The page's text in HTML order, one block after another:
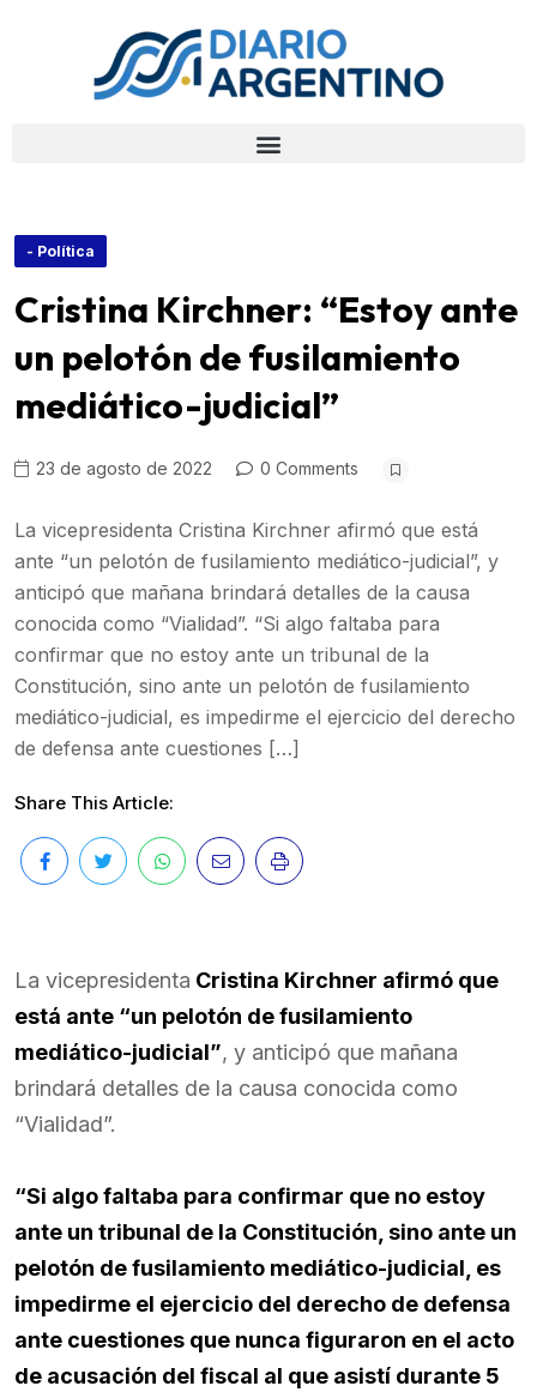
- Política
Cristina Kirchner: “Estoy ante
un pelotón de fusilamiento
mediático-judicial”
23 de agosto de 2022 0 Comments
La vicepresidenta Cristina Kirchner afirmó que está
ante “un pelotón de fusilamiento mediático-judicial”, y
anticipó que mañana brindará detalles de la causa
conocida como “Vialidad”. “Si algo faltaba para
confirmar que no estoy ante un tribunal de la
Constitución, sino ante un pelotón de fusilamiento
mediático-judicial, es impedirme el ejercicio del derecho
de defensa ante cuestiones […]
Share This Article:
La vicepresidenta Cristina Kirchner afirmó que
está ante “un pelotón de fusilamiento
mediático-judicial”, y anticipó que mañana
brindará detalles de la causa conocida como
“Vialidad”.
“Si algo faltaba para confirmar que no estoy
ante un tribunal de la Constitución, sino ante un
pelotón de fusilamiento mediático-judicial, es
impedirme el ejercicio del derecho de defensa
ante cuestiones que nunca figuraron en el acto
de acusación del fiscal al que asistí durante 5